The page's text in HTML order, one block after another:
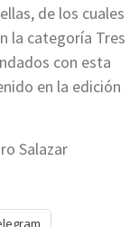
de los cuales
la categoría Tres
con esta
en la edición
Salazar